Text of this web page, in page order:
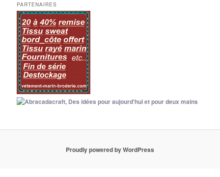
PARTENAIRES
Proudly powered by WordPress